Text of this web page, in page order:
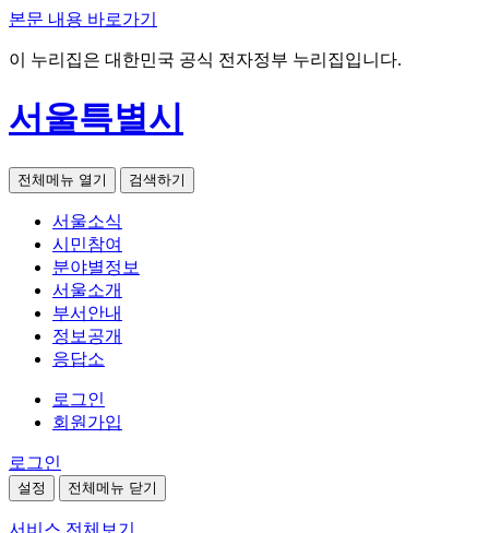
본문 내용 바로가기
이 누리집은 대한민국 공식 전자정부 누리집입니다.
서울특별시
전체메뉴 열기 검색하기
서울소식
시민참여
분야별정보
서울소개
부서안내
정보공개
응답소
로그인
회원가입
로그인
설정 전체메뉴 닫기
서비스 전체보기